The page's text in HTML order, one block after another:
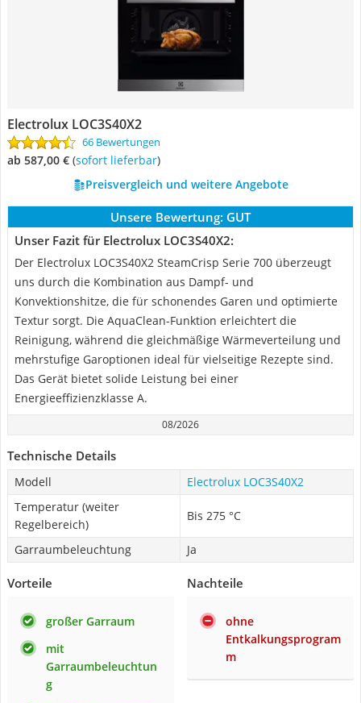
Electrolux LOC3S40X2
66 Bewertungen
ab 587,00 € ( Sofort lieferbar)
Preisvergleich und weitere Angebote
Unsere Bewertung: GUT
Unser Fazit für Electrolux LOC3S40X2:
Der Electrolux LOC3S40X2 SteamCrisp Serie 700 überzeugt
uns durch die Kombination aus Dampf- und
Konvektionshitze, die für schonendes Garen und optimierte
Textur sorgt. Die AquaClean-Funktion erleichtert die
Reinigung, während die gleichmäßige Wärmeverteilung und
mehrstufige Garoptionen ideal für vielseitige Rezepte sind.
Das Gerät bietet solide Leistung bei einer
Energieeffizienzklasse A.
08/2026
Technische Details
Modell
Electrolux LOC3S40X2
Temperatur (weiter
Regelbereich)
Bis 275 °C
Garraumbeleuchtung Ja
Vorteile
großer Garraum
mit
Garraumbeleuchtun
g
Nachteile
ohne
Entkalkungsprogram
m